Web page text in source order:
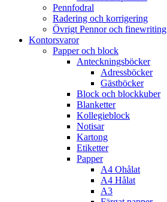
Pennfodral
Radering och korrigering
Övrigt Pennor och finewriting
Kontorsvaror
Papper och block
Anteckningsböcker
Adressböcker
Gästböcker
Block och blockkuber
Blanketter
Kollegieblock
Notisar
Kartong
Etiketter
Papper
A4 Ohålat
A4 Hålat
A3